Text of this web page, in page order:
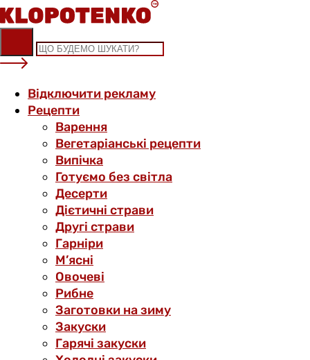
Skip
to
content
Відключити рекламу
Рецепти
Варення
Вегетаріанські рецепти
Випічка
Готуємо без світла
Десерти
Дієтичні страви
Другі страви
Гарніри
М’ясні
Овочеві
Рибне
Заготовки на зиму
Закуски
Гарячі закуски